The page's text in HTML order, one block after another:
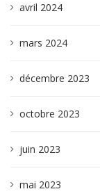
avril 2024
mars 2024
décembre 2023
octobre 2023
juin 2023
mai 2023